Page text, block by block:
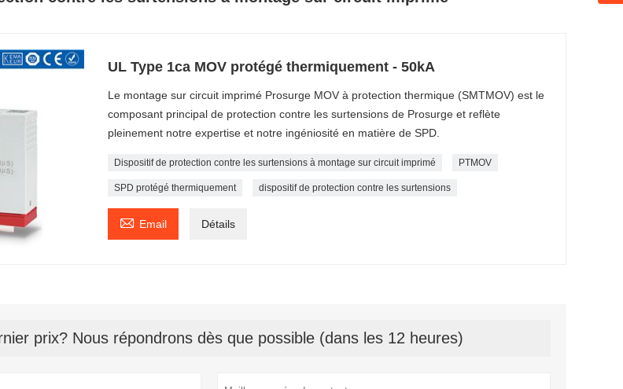
UL Type 1ca MOV protégé thermiquement - 50kA
Le montage sur circuit imprimé Prosurge MOV à protection thermique (SMTMOV) est le
composant principal de protection contre les surtensions de Prosurge et reflète
pleinement notre expertise et notre ingéniosité en matière de SPD.
Dispositif de protection contre les surtensions à montage sur circuit imprimé PTMOV
SPD protégé thermiquement dispositif de protection contre les surtensions
 Email Détails
prix? Nous répondrons dès que possible (dans les 12 heures)